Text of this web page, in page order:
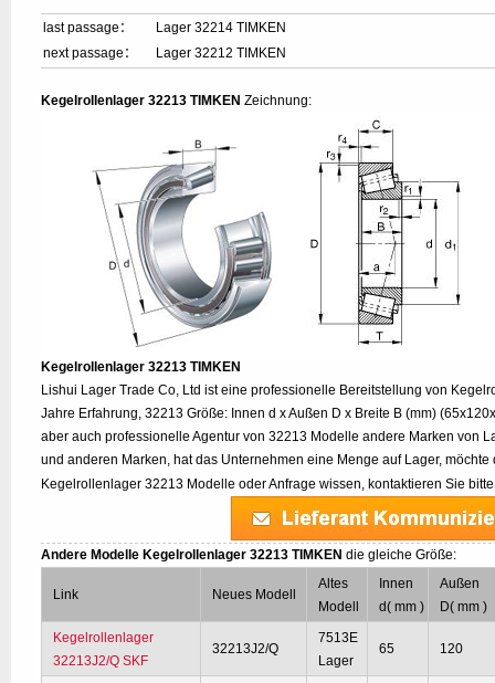
last passage：
Lager 32214 TIMKEN
next passage：
Lager 32212 TIMKEN
Kegelrollenlager 32213 TIMKEN Zeichnung:
Kegelrollenlager 32213 TIMKEN
Lishui Lager Trade Co, Ltd ist eine professionelle Bereitstellung von
Jahre Erfahrung, 32213 Größe: Innen d x Außen D x Breite B (mm)
aber auch professionelle Agentur von 32213 Modelle andere Marken von
und anderen Marken, hat das Unternehmen eine Menge auf Lager,
Kegelrollenlager 32213 Modelle oder Anfrage wissen, kontaktieren Sie
Andere Modelle Kegelrollenlager 32213 TIMKEN die gleiche Größe:
Link Neues Modell
Altes
Modell
Innen
d( mm )
Außen
D( mm )
Kegelrollenlager
32213J2/Q SKF
32213J2/Q
7513E
Lager
65 120